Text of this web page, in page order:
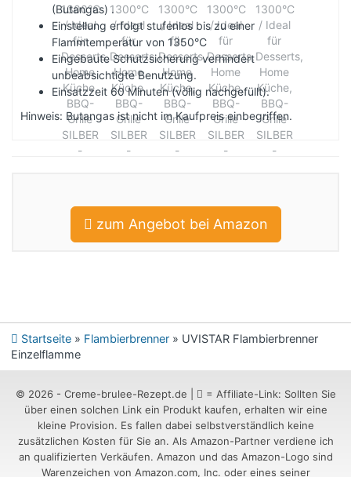
(Butangas) .
Einstellung erfolgt stufenlos bis zu einer
Flammtemperatur von 1350°C
Eingebaute Schutzsicherung verhindert
unbeabsichtigte Benutzung.
Einsatzzeit 60 Minuten (völlig nachgefüllt).
Hinweis: Butangas ist nicht im Kaufpreis einbegriffen.
zum Angebot bei Amazon
Startseite » Flambierbrenner » UVISTAR Flambierbrenner
Einzelflamme
© 2026 - Creme-brulee-Rezept.de
= Affiliate-Link: Sollten Sie
über einen solchen Link ein Produkt kaufen, erhalten wir eine
kleine Provision. Es fallen dabei selbstverständlich keine
zusätzlichen Kosten für Sie an. Als Amazon-Partner verdiene ich
an qualifizierten Verkäufen. Amazon und das Amazon-Logo sind
Warenzeichen von Amazon.com, Inc. oder eines seiner